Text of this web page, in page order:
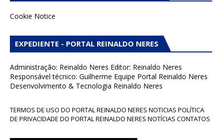
Cookie Notice
EXPEDIENTE - PORTAL REINALDO NERES
Administração: Reinaldo Neres Editor: Reinaldo Neres
Responsável técnico: Guilherme Equipe Portal Reinaldo Neres
Desenvolvimento & Tecnologia Reinaldo Neres
TERMOS DE USO DO PORTAL REINALDO NERES NOTICIAS POLÍTICA
DE PRIVACIDADE DO PORTAL REINALDO NERES NOTÍCIAS CONTATOS